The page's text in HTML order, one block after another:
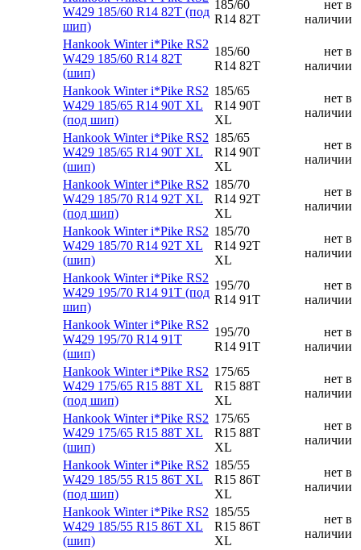
W429 185/60 R14 82T (под
шип)
185/60
R14 82T
нет в
наличии
Hankook Winter i*Pike RS2
W429 185/60 R14 82T
(шип)
185/60
R14 82T
нет в
наличии
Hankook Winter i*Pike RS2
W429 185/65 R14 90T XL
(под шип)
185/65
R14 90T
XL
нет в
наличии
Hankook Winter i*Pike RS2
W429 185/65 R14 90T XL
(шип)
185/65
R14 90T
XL
нет в
наличии
Hankook Winter i*Pike RS2
W429 185/70 R14 92T XL
(под шип)
185/70
R14 92T
XL
нет в
наличии
Hankook Winter i*Pike RS2
W429 185/70 R14 92T XL
(шип)
185/70
R14 92T
XL
нет в
наличии
Hankook Winter i*Pike RS2
W429 195/70 R14 91T (под
шип)
195/70
R14 91T
нет в
наличии
Hankook Winter i*Pike RS2
W429 195/70 R14 91T
(шип)
195/70
R14 91T
нет в
наличии
Hankook Winter i*Pike RS2
W429 175/65 R15 88T XL
(под шип)
175/65
R15 88T
XL
нет в
наличии
Hankook Winter i*Pike RS2
W429 175/65 R15 88T XL
(шип)
175/65
R15 88T
XL
нет в
наличии
Hankook Winter i*Pike RS2
W429 185/55 R15 86T XL
(под шип)
185/55
R15 86T
XL
нет в
наличии
Hankook Winter i*Pike RS2
W429 185/55 R15 86T XL
(шип)
185/55
R15 86T
XL
нет в
наличии